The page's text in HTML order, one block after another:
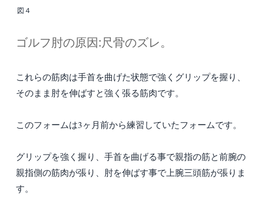
図４
ゴルフ肘の原因:尺骨のズレ。
これらの筋肉は手首を曲げた状態で強くグリップを握り、
そのまま肘を伸ばすと強く張る筋肉です。
このフォームは3ヶ月前から練習していたフォームです。
グリップを強く握り、手首を曲げる事で親指の筋と前腕の
親指側の筋肉が張り、肘を伸ばす事で上腕三頭筋が張りま
す。